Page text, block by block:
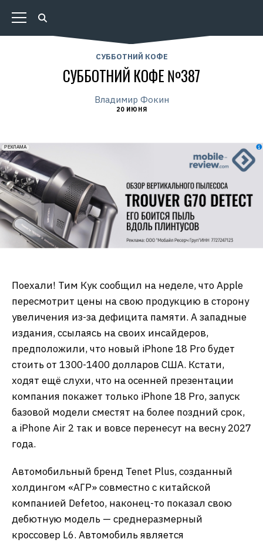
СУББОТНИЙ КОФЕ
СУББОТНИЙ КОФЕ №387
Владимир Фокин
20 ИЮНЯ
erid: 2VfnxxmNzs5
РЕКЛАМА
Поехали! Тим Кук сообщил на неделе, что Apple
пересмотрит цены на свою продукцию в сторону
увеличения из-за дефицита памяти. А западные
издания, ссылаясь на своих инсайдеров,
предположили, что новый iPhone 18 Pro будет
стоить от 1300-1400 долларов США. Кстати,
ходят ещё слухи, что на осенней презентации
компания покажет только iPhone 18 Pro, запуск
базовой модели сместят на более поздний срок,
а iPhone Air 2 так и вовсе перенесут на весну 2027
года.
Автомобильный бренд Tenet Plus, созданный
холдингом «АГР» совместно с китайской
компанией Defetoo, наконец-то показал свою
дебютную модель — среднеразмерный
кроссовер L6. Автомобиль является